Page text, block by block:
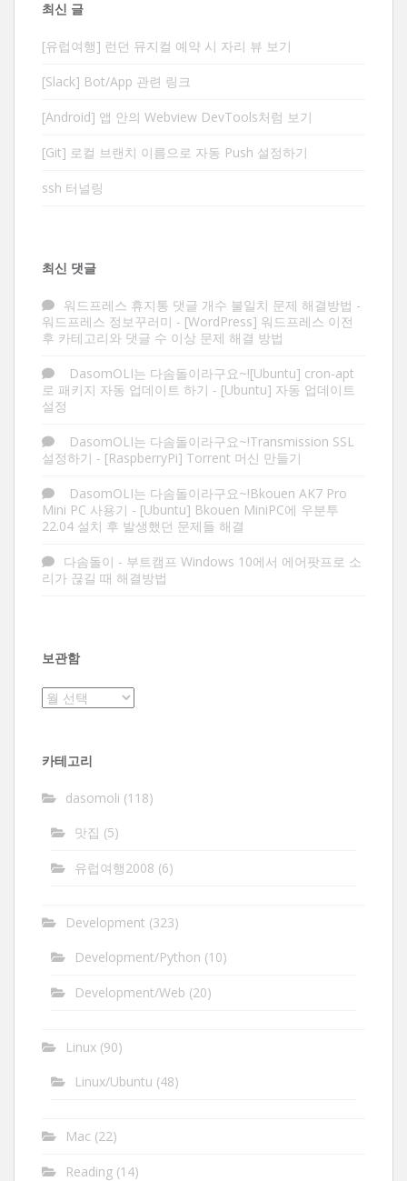
최신 글
[유럽여행] 런던 뮤지컬 예약 시 자리 뷰 보기
[Slack] Bot/App 관련 링크
[Android] 앱 안의 Webview DevTools처럼 보기
[Git] 로컬 브랜치 이름으로 자동 Push 설정하기
ssh 터널링
최신 댓글
워드프레스 휴지통 댓글 개수 불일치 문제 해결방법 -
워드프레스 정보꾸러미 - [WordPress] 워드프레스 이전
후 카테고리와 댓글 수 이상 문제 해결 방법
DasomOLI는 다솜돌이라구요~![Ubuntu] cron-apt
로 패키지 자동 업데이트 하기 - [Ubuntu] 자동 업데이트
설정
DasomOLI는 다솜돌이라구요~!Transmission SSL
설정하기 - [RaspberryPi] Torrent 머신 만들기
DasomOLI는 다솜돌이라구요~!Bkouen AK7 Pro
Mini PC 사용기 - [Ubuntu] Bkouen MiniPC에 우분투
22.04 설치 후 발생했던 문제들 해결
다솜돌이 - 부트캠프 Windows 10에서 에어팟프로 소
리가 끊길 때 해결방법
보관함
보
카테고리
dasomoli (118)
맛집 (5)
유럽여행2008 (6)
Development (323)
Development/Python (10)
Development/Web (20)
Linux (90)
Linux/Ubuntu (48)
Mac (22)
Reading (14)